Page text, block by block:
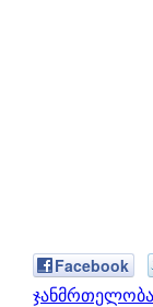
Facebook